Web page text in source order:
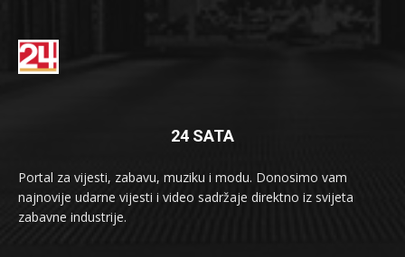
24 SATA
Portal za vijesti, zabavu, muziku i modu. Donosimo vam
najnovije udarne vijesti i video sadržaje direktno iz svijeta
zabavne industrije.